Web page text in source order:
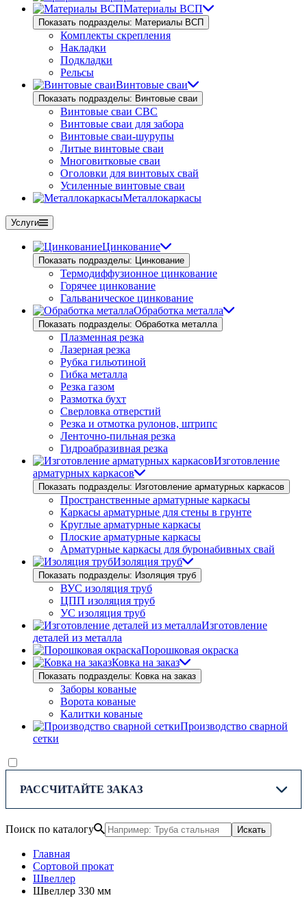
Материалы ВСП
Показать подразделы: Материалы ВСП
Комплекты скрепления
Накладки
Подкладки
Рельсы
Винтовые сваи
Показать подразделы: Винтовые сваи
Винтовые сваи СВС
Винтовые сваи для забора
Винтовые сваи-шурупы
Литые винтовые сваи
Многовитковые сваи
Оголовки для винтовых свай
Усиленные винтовые сваи
Металлокаркасы
Услуги
Цинкование
Показать подразделы: Цинкование
Термодиффузионное цинкование
Горячее цинкование
Гальваническое цинкование
Обработка металла
Показать подразделы: Обработка металла
Плазменная резка
Лазерная резка
Рубка гильотиной
Гибка металла
Резка газом
Размотка бухт
Сверловка отверстий
Резка и отмотка рулонов, штрипс
Ленточно-пильная резка
Гидроабразивная резка
Изготовление
арматурных каркасов
Показать подразделы: Изготовление арматурных каркасов
Пространственные арматурные каркасы
Каркасы арматурные для стены в грунте
Круглые арматурные каркасы
Плоские арматурные каркасы
Арматурные каркасы для буронабивных свай
Изоляция труб
Показать подразделы: Изоляция труб
ВУС изоляция труб
ЦПП изоляция труб
УС изоляция труб
Изготовление
деталей из металла
Порошковая окраска
Ковка на заказ
Показать подразделы: Ковка на заказ
Заборы кованые
Ворота кованые
Калитки кованые
Производство сварной
сетки
РАССЧИТАЙТЕ ЗАКАЗ
Поиск по каталогу Искать
Главная
Сортовой прокат
Швеллер
Швеллер 330 мм